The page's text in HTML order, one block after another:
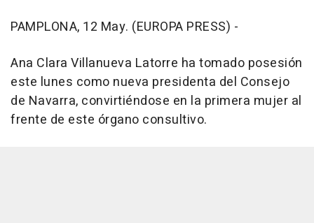
PAMPLONA, 12 May. (EUROPA PRESS) -
Ana Clara Villanueva Latorre ha tomado posesión
este lunes como nueva presidenta del Consejo
de Navarra, convirtiéndose en la primera mujer al
frente de este órgano consultivo.